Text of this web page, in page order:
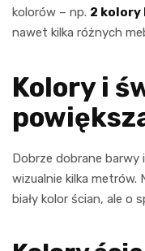
kolorów – np. 2 kolory
nawet kilka różnych
Kolory i
Dobrze dobrane barwy
wizualnie kilka metrów.
biały kolor ścian, ale o